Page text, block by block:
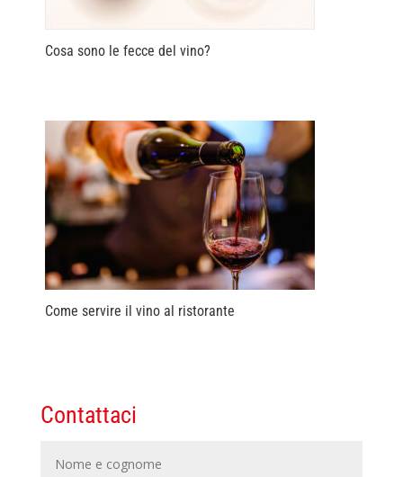
Cosa sono le fecce del vino?
Come servire il vino al ristorante
Contattaci